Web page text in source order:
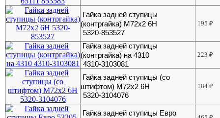
Гайка задней ступицы
(контргайка) М72х2 6Н
5320-853527
195₽
Гайка задней ступицы
(контргайка) на 4310
4310-3103081
223₽
Гайка задней ступицы (со
штифтом) М72х2 6Н
5320-3104076
184₽
Гайка задней ступицы Евро